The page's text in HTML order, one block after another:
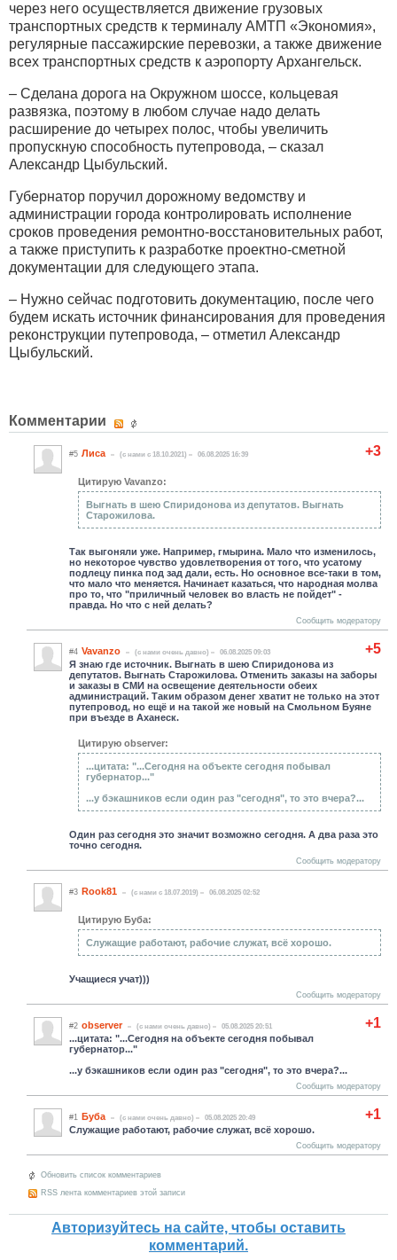
через него осуществляется движение грузовых
транспортных средств к терминалу АМТП «Экономия»,
регулярные пассажирские перевозки, а также движение
всех транспортных средств к аэропорту Архангельск.
– Сделана дорога на Окружном шоссе, кольцевая
развязка, поэтому в любом случае надо делать
расширение до четырех полос, чтобы увеличить
пропускную способность путепровода, – сказал
Александр Цыбульский.
Губернатор поручил дорожному ведомству и
администрации города контролировать исполнение
сроков проведения ремонтно-восстановительных работ,
а также приступить к разработке проектно-сметной
документации для следующего этапа.
– Нужно сейчас подготовить документацию, после чего
будем искать источник финансирования для проведения
реконструкции путепровода, – отметил Александр
Цыбульский.
Комментарии
+3
#5 Лиса (c нами с 18.10.2021) 06.08.2025 16:39
Цитирую Vavanzo:
Выгнать в шею Спиридонова из депутатов. Выгнать
Старожилова.
Так выгоняли уже. Например, гмырина. Мало что изменилось,
но некоторое чувство удовлетворения от того, что усатому
подлецу пинка под зад дали, есть. Но основное все-таки в том,
что мало что меняется. Начинает казаться, что народная молва
про то, что "приличный человек во власть не пойдет" -
правда. Но что с ней делать?
Сообщить модератору
+5
#4 Vavanzo (c нами очень давно) 06.08.2025 09:03
Я знаю где источник. Выгнать в шею Спиридонова из
депутатов. Выгнать Старожилова. Отменить заказы на заборы
и заказы в СМИ на освещение деятельности обеих
администраций. Таким образом денег хватит не только на этот
путепровод, но ещё и на такой же новый на Смольном Буяне
при въезде в Аханеск.
Цитирую observer:
...цитата: "...Сегодня на объекте сегодня побывал
губернатор..."
...у бэкашников если один раз "сегодня", то это вчера?...
Один раз сегодня это значит возможно сегодня. А два раза это
точно сегодня.
Сообщить модератору
#3 Rook81 (c нами с 18.07.2019) 06.08.2025 02:52
Цитирую Буба:
Служащие работают, рабочие служат, всё хорошо.
Учащиеся учат)))
Сообщить модератору
+1
#2 observer (c нами очень давно) 05.08.2025 20:51
...цитата: "...Сегодня на объекте сегодня побывал
губернатор..."
...у бэкашников если один раз "сегодня", то это вчера?...
Сообщить модератору
+1
#1 Буба (c нами очень давно) 05.08.2025 20:49
Служащие работают, рабочие служат, всё хорошо.
Сообщить модератору
Обновить список комментариев
RSS лента комментариев этой записи
Авторизуйтесь на сайте, чтобы оставить
комментарий.